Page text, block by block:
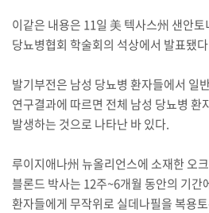
이같은 내용은 11일 美 텍사스州 샌안
당뇨병협회 학술회의 석상에서 발표됐
발기부전은 남성 당뇨병 환자들에서 일
연구결과에 따르면 전체 남성 당뇨병 환
발생하는 것으로 나타난 바 있다.
루이지애나州 뉴올리언스에 소재한 오
블론드 박사는 12주~6개월 동안의 기간
환자들에게 무작위로 실데나필을 복용